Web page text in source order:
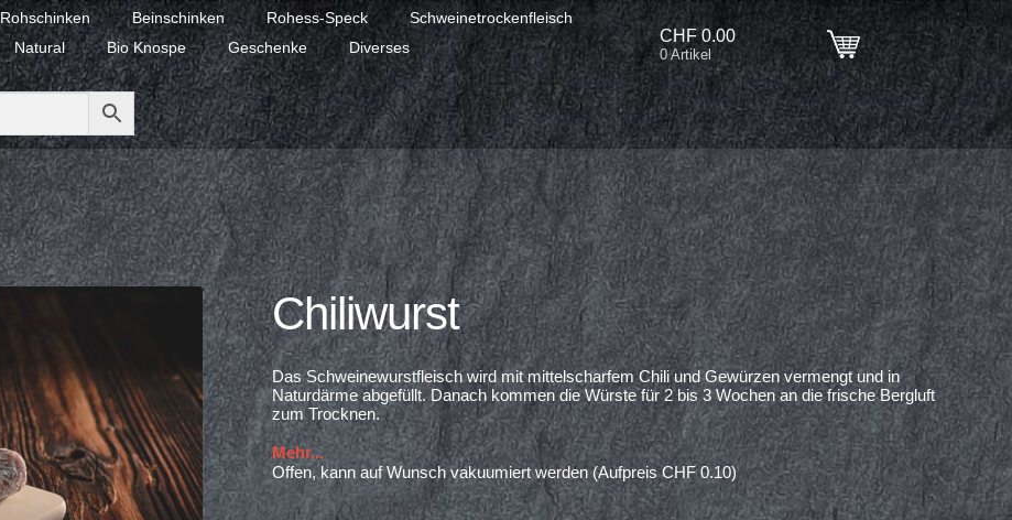
Rohschinken Beinschinken Rohess-Speck
Schweinetrockenfleisch
Natural Bio Knospe Geschenke Diverses
CHF0.00
0 Artikel
Chiliwurst
Das Schweinewurstfleisch wird mit mittelscharfem Chili und Gewürzen vermengt und in
Naturdärme abgefüllt. Danach kommen die Würste für 2 bis 3 Wochen an die frische Bergluft
zum Trocknen.
Mehr...
Offen, kann auf Wunsch vakuumiert werden (Aufpreis CHF 0.10)